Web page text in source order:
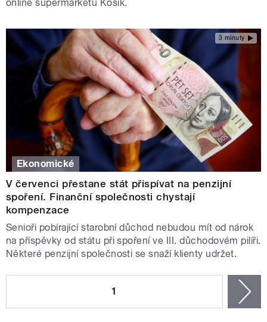
online supermarketu Košík.
3 minuty
Ekonomické
V červenci přestane stát přispívat na penzijní
spoření. Finanční společnosti chystají
kompenzace
Senioři pobírající starobní důchod nebudou mít od nárok
na příspěvky od státu při spoření ve III. důchodovém pilíři.
Některé penzijní společnosti se snaží klienty udržet.
1